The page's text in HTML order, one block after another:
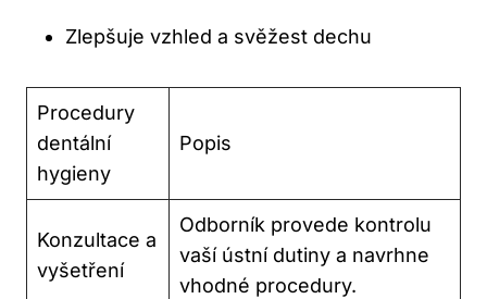
Zlepšuje vzhled a svěžest dechu
Procedury
dentální
hygieny
Popis
Konzultace a
vyšetření
Odborník provede kontrolu
vaší ústní dutiny a navrhne
vhodné procedury.